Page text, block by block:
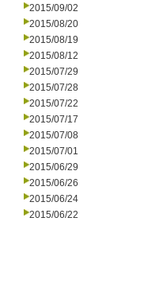
2015/09/02
2015/08/20
2015/08/19
2015/08/12
2015/07/29
2015/07/28
2015/07/22
2015/07/17
2015/07/08
2015/07/01
2015/06/29
2015/06/26
2015/06/24
2015/06/22